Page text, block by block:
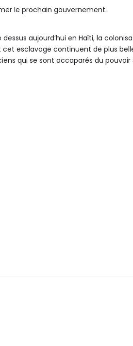
le prochain gouvernement.
aujourd’hui en Haïti, la
esclavage continuent de plus
qui se sont accaparés du